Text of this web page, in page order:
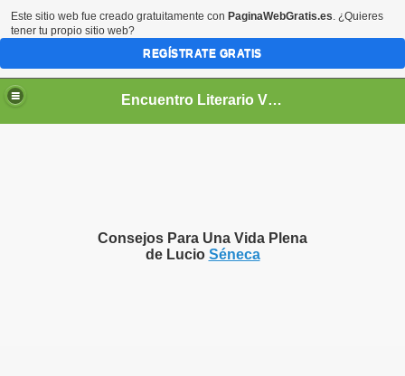
Encuentro Literario Virtual
Consejos Para Una Vida Plena
de Lucio Séneca
Este sitio web fue creado gratuitamente con PaginaWebGratis.es. ¿Quieres
tener tu propio sitio web?
REGÍSTRATE GRATIS